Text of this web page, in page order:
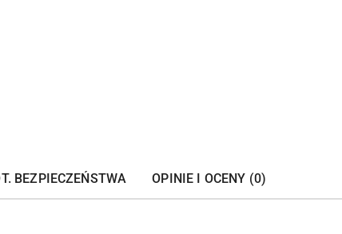
BEZPIECZEŃSTWA OPINIE I OCENY (0)